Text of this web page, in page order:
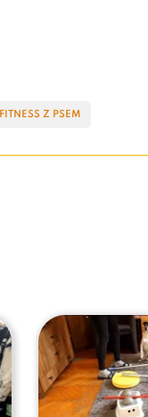
FITNESS Z PSEM